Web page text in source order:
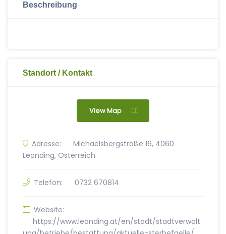
Beschreibung
Standort / Kontakt
View Map
Adresse:
Michaelsbergstraße 16, 4060
Leonding, Österreich
Telefon: 0732 670814
Website:
https://www.leonding.at/en/stadt/stadtverwalt